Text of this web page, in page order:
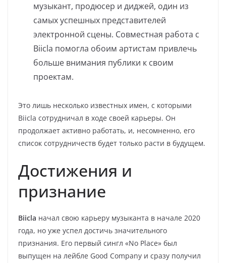
музыкант, продюсер и диджей, один из
самых успешных представителей
электронной сцены. Совместная работа с
Biicla помогла обоим артистам привлечь
больше внимания публики к своим
проектам.
Это лишь несколько известных имен, с которыми
Biicla сотрудничал в ходе своей карьеры. Он
продолжает активно работать, и, несомненно, его
список сотрудничеств будет только расти в будущем.
Достижения и
признание
Biicla начал свою карьеру музыканта в начале 2020
года, но уже успел достичь значительного
признания. Его первый сингл «No Place» был
выпущен на лейбле Good Company и сразу получил